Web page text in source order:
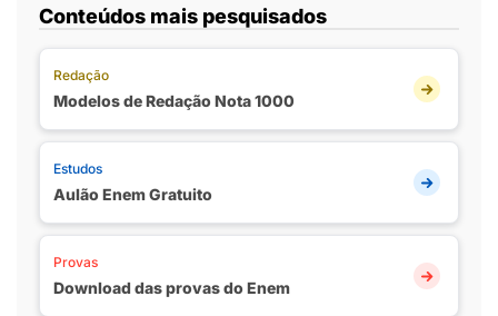
Conteúdos mais pesquisados
Redação
Modelos de Redação Nota 1000
Estudos
Aulão Enem Gratuito
Provas
Download das provas do Enem